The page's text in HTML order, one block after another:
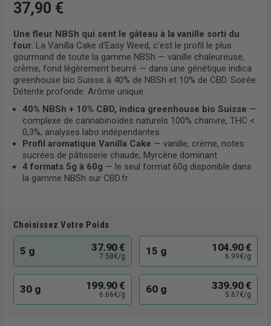
(7 avis)
37,90 €
Une fleur NBSh qui sent le gâteau à la vanille sorti du
four. La Vanilla Cake d'Easy Weed, c'est le profil le plus
gourmand de toute la gamme NBSh — vanille chaleureuse,
crème, fond légèrement beurré — dans une génétique indica
greenhouse bio Suisse à 40% de NBSh et 10% de CBD. Soirée.
Détente profonde. Arôme unique.
40% NBSh + 10% CBD, indica greenhouse bio Suisse —
complexe de cannabinoïdes naturels 100% chanvre, THC <
0,3%, analyses labo indépendantes
Profil aromatique Vanilla Cake — vanille, crème, notes
sucrées de pâtisserie chaude, Myrcène dominant
4 formats 5g à 60g — le seul format 60g disponible dans
la gamme NBSh sur CBD.fr
Choisissez Votre Poids
5 g 37.90 €
7.58€/g 15 g 104.90 €
6.99€/g
30 g 199.90 €
6.66€/g 60 g 339.90 €
5.67€/g